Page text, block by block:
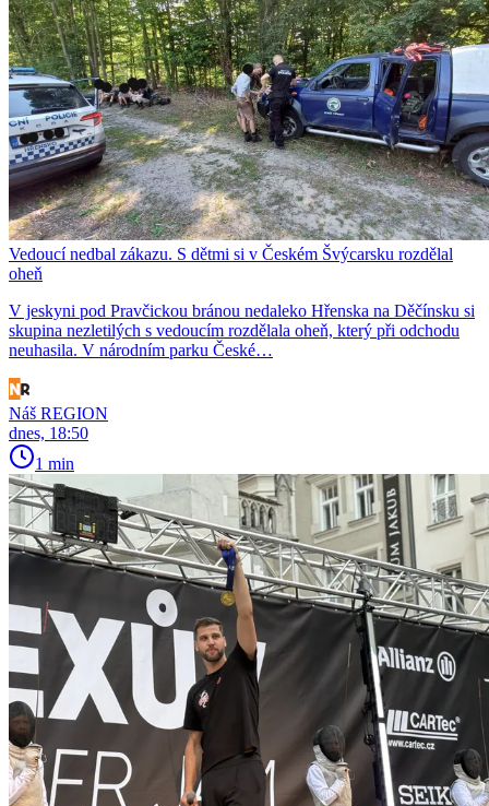
Vedoucí nedbal zákazu. S dětmi si v Českém Švýcarsku rozdělal
oheň
V jeskyni pod Pravčickou bránou nedaleko Hřenska na Děčínsku si
skupina nezletilých s vedoucím rozdělala oheň, který při odchodu
neuhasila. V národním parku České…
Náš REGION
dnes, 18:50
1 min